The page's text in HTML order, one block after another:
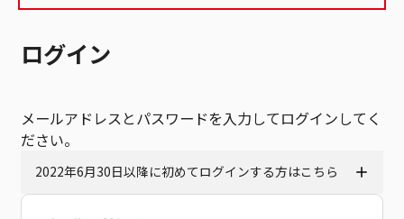
ログイン
メールアドレスとパスワードを入力してログインしてく
ださい。
2022年6月30日以降に初めてログインする方はこちら